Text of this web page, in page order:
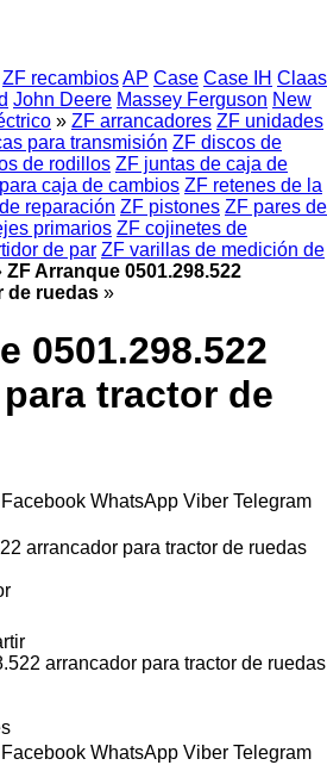
ZF recambiosAP Case Case IH Claas
John Deere Massey Ferguson New
» ZF arrancadores ZF unidades
para transmisión ZF discos de
de rodillos ZF juntas de caja de
caja de cambios ZF retenes de la
reparación ZF pistones ZF pares de
primarios ZF cojinetes de
de par ZF varillas de medición de
ZF Arranque 0501.298.522
de ruedas »
0501.298.522
tractor de
Facebook WhatsApp Viber Telegram
arrancador para tractor de ruedas
Facebook WhatsApp Viber Telegram